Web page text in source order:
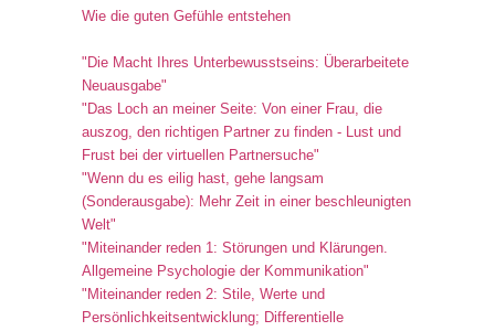
Wie die guten Gefühle entstehen
"Die Macht Ihres Unterbewusstseins: Überarbeitete
Neuausgabe"
"Das Loch an meiner Seite: Von einer Frau, die
auszog, den richtigen Partner zu finden - Lust und
Frust bei der virtuellen Partnersuche"
"Wenn du es eilig hast, gehe langsam
(Sonderausgabe): Mehr Zeit in einer beschleunigten
Welt"
"Miteinander reden 1: Störungen und Klärungen.
Allgemeine Psychologie der Kommunikation"
"Miteinander reden 2: Stile, Werte und
Persönlichkeitsentwicklung; Differentielle